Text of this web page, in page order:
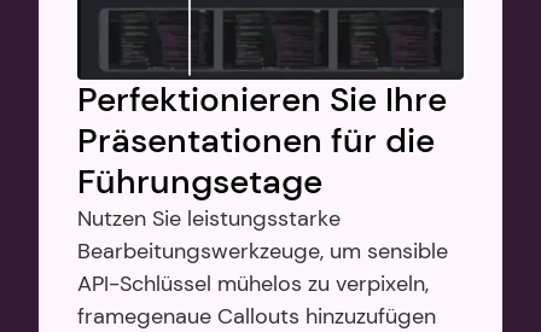
Perfektionieren Sie Ihre
Präsentationen für die
Führungsetage
Nutzen Sie leistungsstarke
Bearbeitungswerkzeuge, um sensible
API-Schlüssel mühelos zu verpixeln,
framegenaue Callouts hinzuzufügen